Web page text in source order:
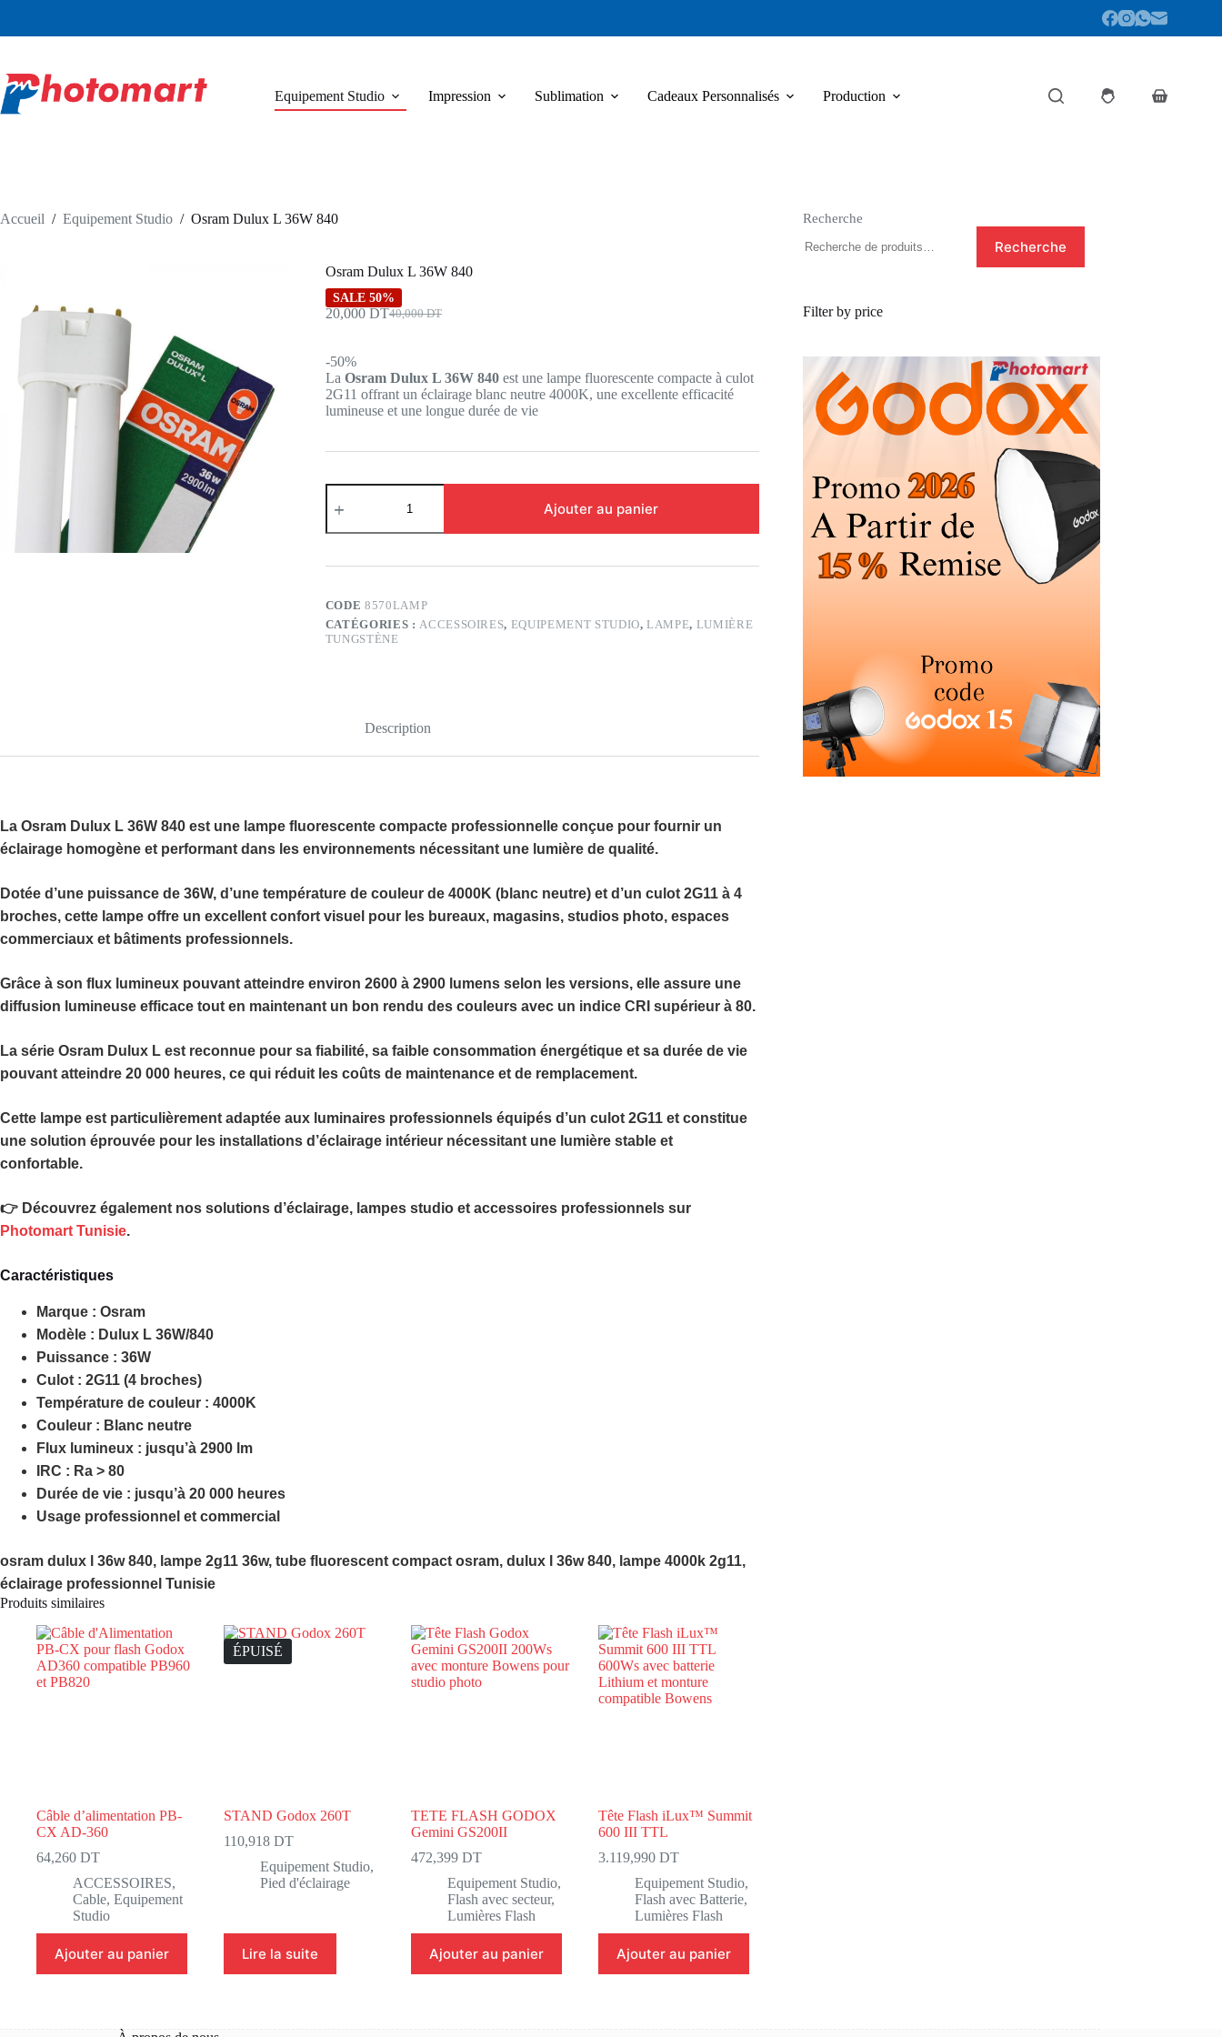
contenu
Equipement Studio Impression Sublimation Cadeaux Personnalisés Production
Panier
Accueil / Equipement Studio / Osram Dulux L 36W 840
Osram Dulux L 36W 840
SALE 50%
40,000DT
Le
était :
40,000 DT.
20,000 DTLe
est :
20,000 DT.
-50%
La Osram Dulux L 36W 840est une lampe fluorescente compacte à culot
2G11 offrant un éclairage blanc neutre 4000K, une excellente efficacité
lumineuse et une longue durée de vie
quantité
de
Dulux
36W
Ajouter au panier
CODE8570LAMP
CATÉGORIES :ACCESSOIRES, EQUIPEMENT STUDIO,LAMPE, LUMIÈRE
TUNGSTÈNE
Description
La Osram Dulux L 36W 840 est une lampe fluorescente compacte professionnelle conçue pour fournir un
éclairage homogène et performant dans les environnements nécessitant une lumière de qualité.
Dotée d’une puissance de 36W, d’une température de couleur de 4000K (blanc neutre) et d’un culot 2G11 à 4
broches, cette lampe offre un excellent confort visuel pour les bureaux, magasins, studios photo, espaces
commerciaux et bâtiments professionnels.
Grâce à son flux lumineux pouvant atteindre environ 2600 à 2900 lumens selon les versions, elle assure une
diffusion lumineuse efficace tout en maintenant un bon rendu des couleurs avec un indice CRI supérieur à 80.
La série Osram Dulux L est reconnue pour sa fiabilité, sa faible consommation énergétique et sa durée de vie
pouvant atteindre 20 000 heures, ce qui réduit les coûts de maintenance et de remplacement.
Cette lampe est particulièrement adaptée aux luminaires professionnels équipés d’un culot 2G11 et constitue
une solution éprouvée pour les installations d’éclairage intérieur nécessitant une lumière stable et
confortable.
👉 Découvrez également nos solutions d’éclairage, lampes studio et accessoires professionnels sur
Photomart Tunisie.
Caractéristiques
Marque : Osram
Modèle : Dulux L 36W/840
Puissance : 36W
Culot : 2G11 (4 broches)
Température de couleur : 4000K
Couleur : Blanc neutre
Flux lumineux : jusqu’à 2900 lm
IRC : Ra > 80
Durée de vie : jusqu’à 20 000 heures
Usage professionnel et commercial
osram dulux l 36w 840, lampe 2g11 36w, tube fluorescent compact osram, dulux l 36w 840, lampe 4000k 2g11,
éclairage professionnel Tunisie
Produits similaires
Câble d’alimentation PB-
CX AD-360
64,260 DT
ACCESSOIRES,
Cable, Equipement
Studio
Ajouter au panier
ÉPUISÉ
STAND Godox 260T
110,918DT
Equipement Studio,
Pied d'éclairage
Lire la suite
TETE FLASH GODOX
Gemini GS200II
472,399DT
Equipement Studio,
Flash avec secteur,
Lumières Flash
Ajouter au panier
Tête Flash iLux™ Summit
600 III TTL
3.119,990DT
Equipement Studio,
Flash avec Batterie,
Lumières Flash
Ajouter au panier
Recherche
Recherche
Filter by price